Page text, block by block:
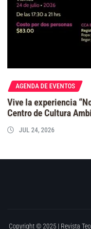
AGENDA DE EVENTOS
Vive la experiencia
Centro de Cultura
JUL 24, 2026
Copyright © 2025 | Revista